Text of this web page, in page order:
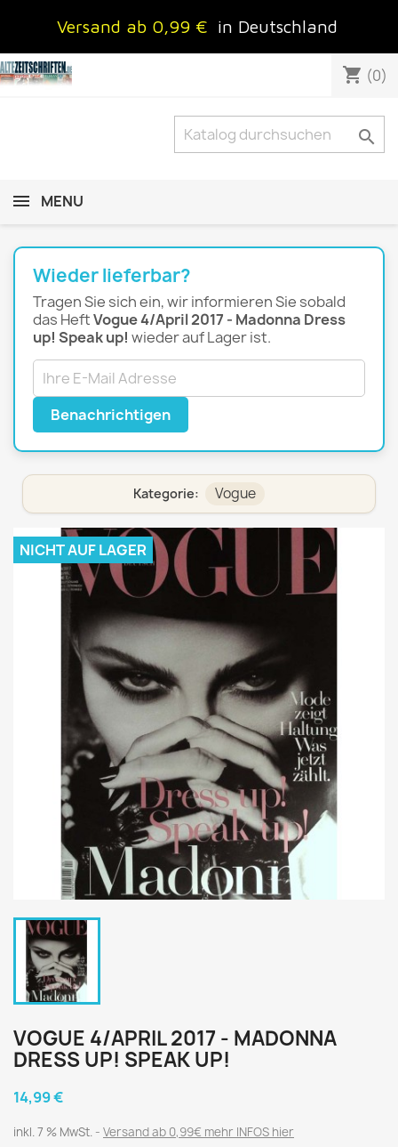
Versand ab 0,99 € in Deutschland
shopping_cart (0)

MENU
Wieder lieferbar?
Tragen Sie sich ein, wir informieren Sie sobald
das HeftVogue 4/April 2017 - Madonna Dress
up! Speak up! wieder auf Lager ist.
Benachrichtigen
Kategorie: Vogue
NICHT AUF LAGER
VOGUE 4/APRIL 2017 - MADONNA
DRESS UP! SPEAK UP!
14,99 €
inkl. 7 % MwSt. Versand ab 0,99€ mehr INFOS hier